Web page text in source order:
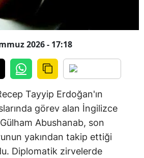
2026 - 17:18
Tayyip Erdoğan'ın
görev alan İngilizce
Abushanab, son
yakından takip ettiği
Diplomatik zirvelerde